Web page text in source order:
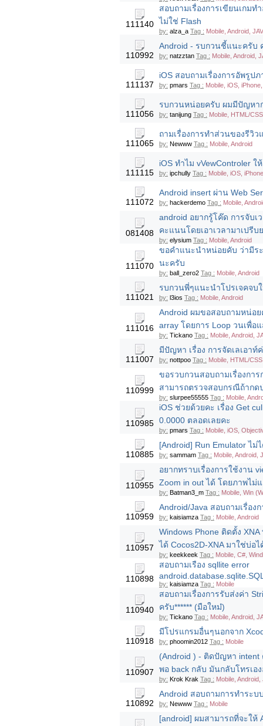
111140
สอบถามเรื่องการเขียนเกม
ไม่ใช่ Flash
by: alza_a Tag : Mobile, Android,
110992
Android - รบกวนชี้แนะครับ
by: natzztan Tag : Mobile, Android,
111137
iOS สอบถามเรื่องการอัพรูป
by: pmars Tag : Mobile, iOS,
111056
รบกวนหน่อยครับ ผมมีปัญหา
by: tanijung Tag : Mobile, HTML/
111065
ถามเรื่องการทำส่วนของรีวิ
by: Newww Tag : Mobile, Android
111115
iOS ทำไม vVewControler ใ
by: ipchully Tag : Mobile, iOS,
111072
Android insert ผ่าน Web
by: hackerdemo Tag : Mobile,
081408
android อยากรู้โค๊ด การจับเ
คะแนนโดยเอาเวลามาเปรี
by: elysium Tag : Mobile, Android
111070
ขอคำแนะนำหน่อยคับ ว่ามีร
นะครับ
by: ball_zero2 Tag : Mobile, Android
111021
รบกวนพี่ๆแนะนำโปรเจคจบ
by: l3ios Tag : Mobile, Android
111016
Android ผมขอสอบถามหน่อ
array โดยการ Loop วนเพื่อ
by: Tickano Tag : Mobile, Android,
111007
มีปัญหา เรื่อง การจัดเลเอา
by: nottpoo Tag : Mobile, HTML/CSS
110999
ขอรวบกวนสอบถามเรื่องกา
สามารถตรวจสอบกรณีถ้ากด
by: slurpee55555 Tag : Mobile,
110985
iOS ช่วยด้วยคะ เรื่อง Get
0.0000 ตลอดเลยคะ
by: pmars Tag : Mobile, iOS,
110885
[Android] Run Emulator ไ
by: sammam Tag : Mobile, Android,
110955
อยากทราบเรื่องการใช้งาน
Zoom in out ได้ โดยภาพไม่
by: Batman3_m Tag : Mobile, Win
110959
Android/Java สอบถามเรื่อง
by: kaisiamza Tag : Mobile, Android
110957
Windows Phone ติดตั้ง
ได้ Cocos2D-XNA มาใช่บ่อ
by: keekkeek Tag : Mobile, C#,
110898
สอบถามเรือง sqllite error
by: kaisiamza Tag : Mobile
110940
สอบถามเรื่องการรับส่งค่า
ครับ****** (มือใหม๋)
by: Tickano Tag : Mobile, Android,
110918
มีโปรแกรมอื่นๆนอกจาก
by: phoomin2012 Tag : Mobile
110907
(Android ) - ติดปัญหา intent
พอ back กลับ มันกลับโทรเอ
by: Krok Krak Tag : Mobile, Android,
110892
Android สอบถามการทำระ
by: Newww Tag : Mobile
[android] ผมสามารถที่จะให้